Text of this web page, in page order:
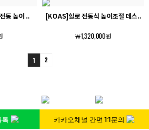
동 높이 .. [KOAS]힐로 전동식 높이조절 데스..
￦1,320,000원
1 2
톡 카카오채널 간편 1:1문의